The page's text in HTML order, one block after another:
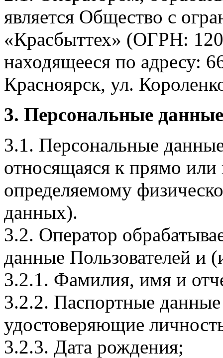
является Общество с
«Красбыттех» (ОГРН:
находящееся по адресу:
Красноярск, ул.
3. Персональные
3.1. Персональные
относящаяся к прямо
определяемому
данных).
3.2. Оператор
данные Пользователей и
3.2.1. Фамилия, имя и
3.2.2. Паспортные
удостоверяющие
3.2.3. Дата рождения;